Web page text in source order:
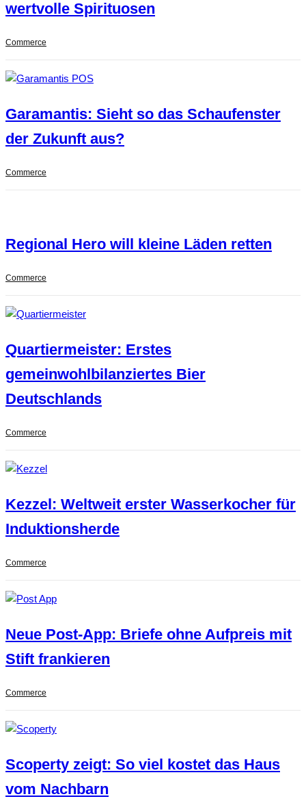
wertvolle Spirituosen
Commerce
Garamantis: Sieht so das Schaufenster
der Zukunft aus?
Commerce
Regional Hero will kleine Läden retten
Commerce
Quartiermeister: Erstes
gemeinwohlbilanziertes Bier
Deutschlands
Commerce
Kezzel: Weltweit erster Wasserkocher für
Induktionsherde
Commerce
Neue Post-App: Briefe ohne Aufpreis mit
Stift frankieren
Commerce
Scoperty zeigt: So viel kostet das Haus
vom Nachbarn